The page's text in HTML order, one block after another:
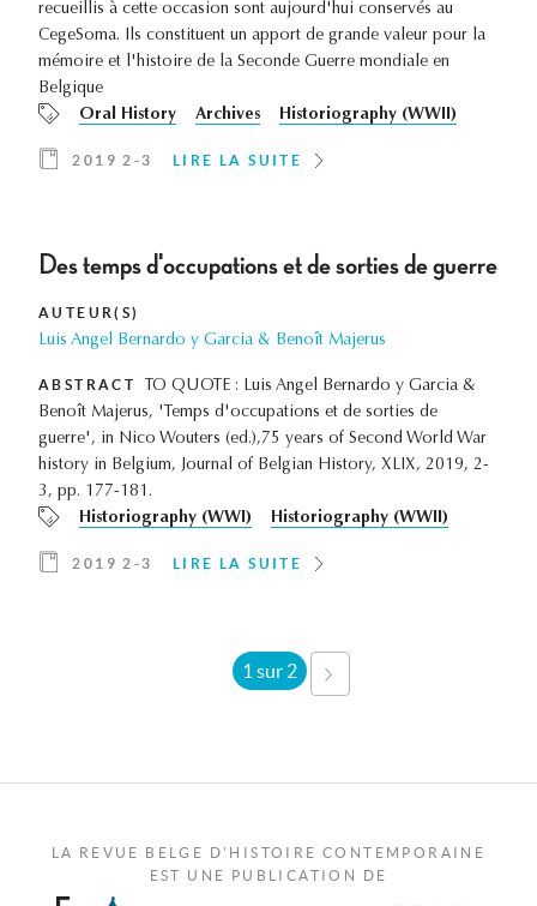
recueillis à cette occasion sont aujourd'hui conservés au
CegeSoma. Ils constituent un apport de grande valeur pour la
mémoire et l'histoire de la Seconde Guerre mondiale en
Belgique
Oral History
Archives Historiography (WWII)
2019 2-3 LIRE LA SUITE
Des temps d'occupations et de sorties de guerre
AUTEUR(S)
Luis Angel Bernardo y Garcia & Benoît Majerus
ABSTRACT
TO QUOTE : Luis Angel Bernardo y Garcia &
Benoît Majerus, 'Temps d'occupations et de sorties de
guerre', in Nico Wouters (ed.),75 years of Second World War
history in Belgium, Journal of Belgian History, XLIX, 2019, 2-
3, pp. 177-181.
Historiography (WWI)
Historiography (WWII)
2019 2-3 LIRE LA SUITE
1 sur 2
LA REVUE BELGE D'HISTOIRE CONTEMPORAINE
EST UNE PUBLICATION DE